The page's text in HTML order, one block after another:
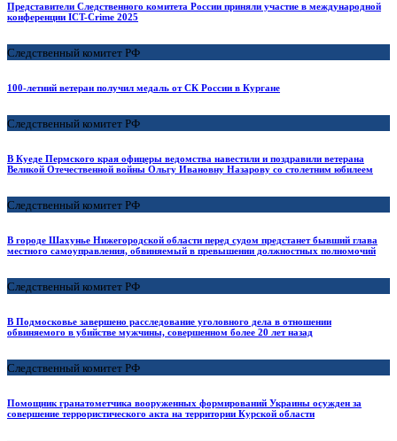
Представители Следственного комитета России приняли участие в международной
конференции ICT-Crime 2025
Следственный комитет РФ
100-летний ветеран получил медаль от СК России в Кургане
Следственный комитет РФ
В Куеде Пермского края офицеры ведомства навестили и поздравили ветерана
Великой Отечественной войны Ольгу Ивановну Назарову со столетним юбилеем
Следственный комитет РФ
В городе Шахунье Нижегородской области перед судом предстанет бывший глава
местного самоуправления, обвиняемый в превышении должностных полномочий
Следственный комитет РФ
В Подмосковье завершено расследование уголовного дела в отношении
обвиняемого в убийстве мужчины, совершенном более 20 лет назад
Следственный комитет РФ
Помощник гранатометчика вооруженных формирований Украины осужден за
совершение террористического акта на территории Курской области